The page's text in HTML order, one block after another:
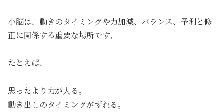
小脳は、動きのタイミングや力加減、バランス、予測と修
正に関係する重要な場所です。
たとえば、
思ったより力が入る。
動き出しのタイミングがずれる。